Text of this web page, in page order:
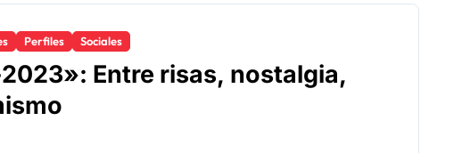
Perfiles Sociales
Entre risas, nostalgia,